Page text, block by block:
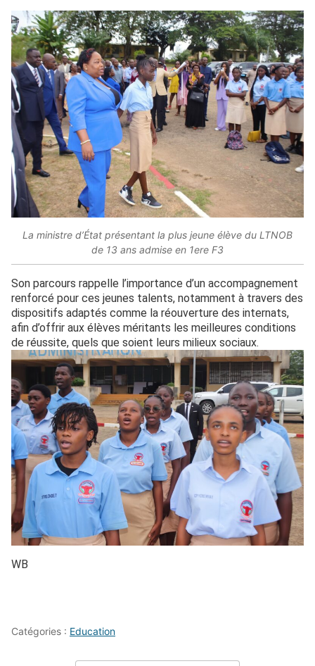
La ministre d’État présentant la plus jeune élève du LTNOB
de 13 ans admise en 1ere F3
Son parcours rappelle l’importance d’un accompagnement
renforcé pour ces jeunes talents, notamment à travers des
dispositifs adaptés comme la réouverture des internats,
afin d’offrir aux élèves méritants les meilleures conditions
de réussite, quels que soient leurs milieux sociaux.
WB
Catégories : Education